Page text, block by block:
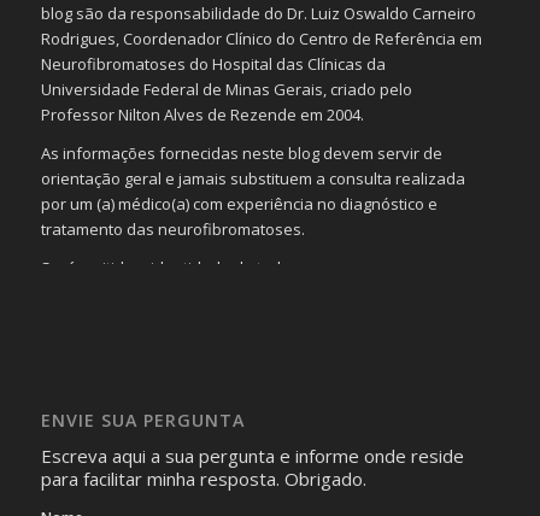
blog são da responsabilidade do Dr. Luiz Oswaldo Carneiro
Rodrigues, Coordenador Clínico do Centro de Referência em
Neurofibromatoses do Hospital das Clínicas da
Universidade Federal de Minas Gerais, criado pelo
Professor Nilton Alves de Rezende em 2004.
As informações fornecidas neste blog devem servir de
orientação geral e jamais substituem a consulta realizada
por um (a) médico(a) com experiência no diagnóstico e
tratamento das neurofibromatoses.
Será omitida a identidade de todas as pessoas que
identificação da pessoa fotografada.
ENVIE SUA PERGUNTA
Escreva aqui a sua pergunta e informe onde reside
para facilitar minha resposta. Obrigado.